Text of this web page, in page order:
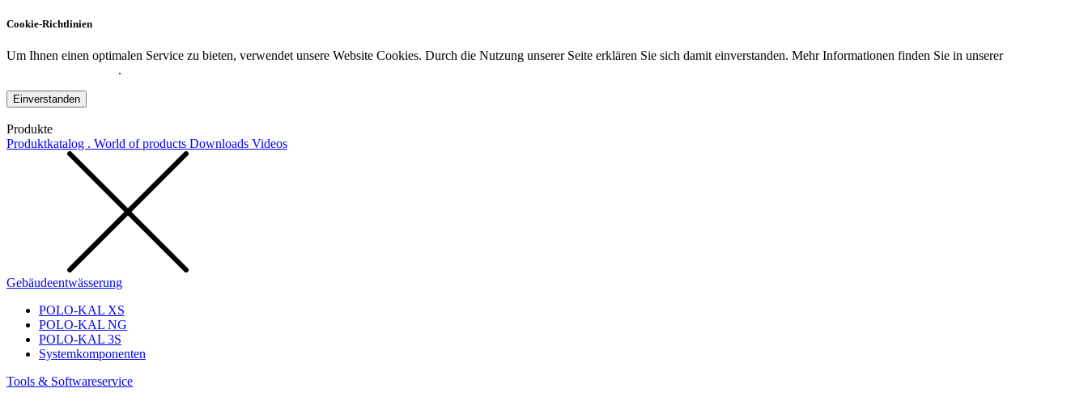
Cookie-Richtlinien
Um Ihnen einen optimalen Service zu bieten, verwendet unsere Website Cookies. Durch die Nutzung unserer Seite erklären Sie sich damit einverstanden. Mehr Informationen finden Sie in unserer
.
Einverstanden
Produkte
Produktkatalog . World of products Downloads Videos
Gebäudeentwässerung
POLO-KAL XS
POLO-KAL NG
POLO-KAL 3S
Systemkomponenten
Tools & Softwareservice